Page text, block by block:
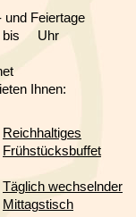
und Feiertage
bis Uhr
Ihnen:
Reichhaltiges
Frühstücksbuffet
Täglich wechselnder
Mittagstisch